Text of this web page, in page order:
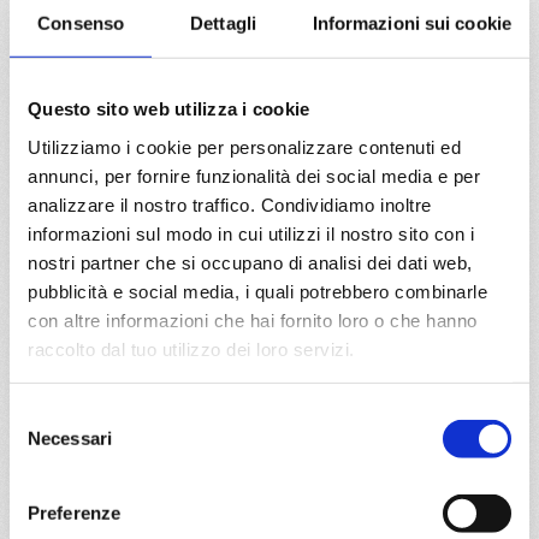
Consenso Dettagli Informazioni sui cookie
Questo sito web utilizza i cookie
Utilizziamo i cookie per personalizzare contenuti ed
annunci, per fornire funzionalità dei social media e per
analizzare il nostro traffico. Condividiamo inoltre
informazioni sul modo in cui utilizzi il nostro sito con i
nostri partner che si occupano di analisi dei dati web,
pubblicità e social media, i quali potrebbero combinarle
con altre informazioni che hai fornito loro o che hanno
raccolto dal tuo utilizzo dei loro servizi.
delNecessari
Preferenze
€ 703
DETTAGLI
Mediterraneo8 giorni
da Napoli conMSC Seashore
Napoli, Palermo, Valletta, Barcellona,
Provence(marseilles), Genova, Napoli